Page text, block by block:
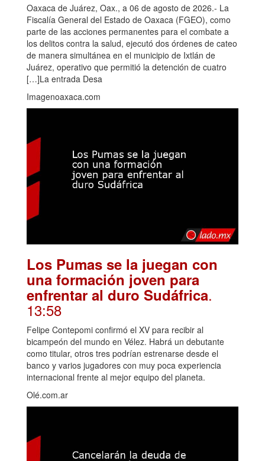
Oaxaca de Juárez, Oax., a 06 de agosto de 2026.- La
Fiscalía General del Estado de Oaxaca (FGEO), como
parte de las acciones permanentes para el combate a
los delitos contra la salud, ejecutó dos órdenes de cateo
de manera simultánea en el municipio de Ixtlán de
Juárez, operativo que permitió la detención de cuatro
[…]La entrada Desa
Imagenoaxaca.com
Los Pumas se la juegan con
una formación joven para
enfrentar al duro Sudáfrica.
13:58
Felipe Contepomi confirmó el XV para recibir al
bicampeón del mundo en Vélez. Habrá un debutante
como titular, otros tres podrían estrenarse desde el
banco y varios jugadores con muy poca experiencia
internacional frente al mejor equipo del planeta.
Olé.com.ar